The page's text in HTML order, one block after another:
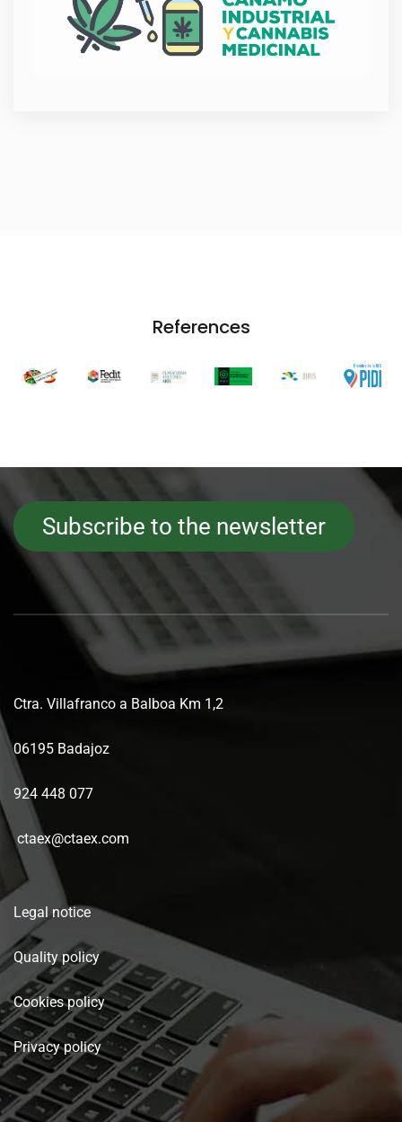
References
Subscribe to the newsletter
Ctra. Villafranco a Balboa Km 1,2
06195 Badajoz
924 448 077
ctaex@ctaex.com
Legal notice
Quality policy
Cookies policy
Privacy policy